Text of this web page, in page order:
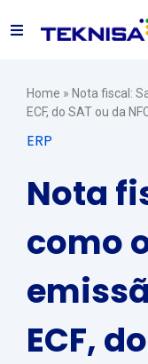
paraToggle
Soluções
Vendas: (31) 2122-
Contato
Home » Nota fiscal:
ECF, do SAT ou da
ERP
Nota
como
ECF,